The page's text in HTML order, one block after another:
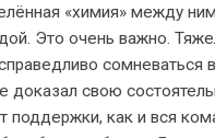
«химия» между
Это очень важно.
сомневаться
доказал свою
поддержки, как и вся